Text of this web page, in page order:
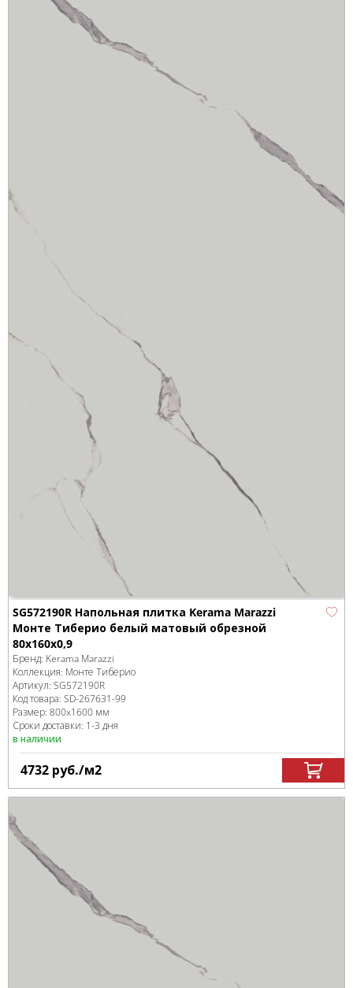
SG572190R Напольная плитка Kerama Marazzi
Монте Тиберио белый матовый обрезной
80x160x0,9
Бренд: Kerama Marazzi
Коллекция: Монте Тиберио
Артикул: SG572190R
Код товара: SD-267631-99
Размер: 800x1600 мм
Сроки доставки: 1-3 дня
в наличии
4732 руб./м2